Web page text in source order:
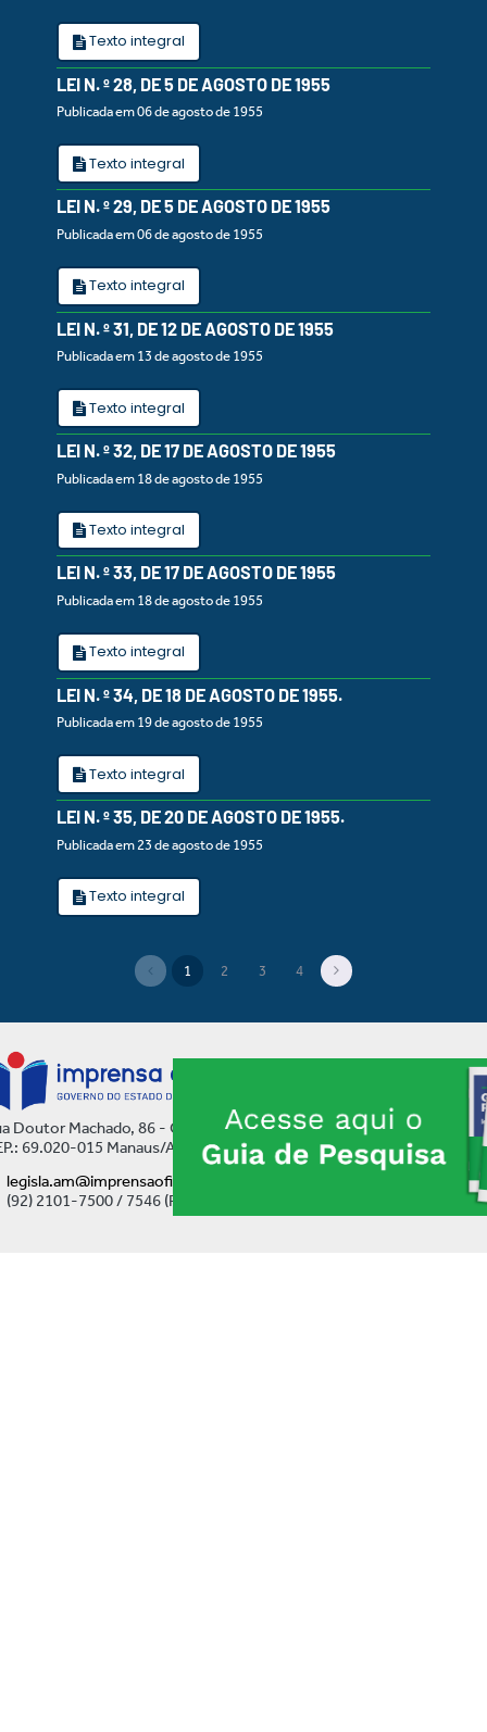
Texto integral
LEI N. º 28, DE 5 DE AGOSTO DE 1955
Publicada em 06 de agosto de 1955
Texto integral
LEI N. º 29, DE 5 DE AGOSTO DE 1955
Publicada em 06 de agosto de 1955
Texto integral
LEI N. º 31, DE 12 DE AGOSTO DE 1955
Publicada em 13 de agosto de 1955
Texto integral
LEI N. º 32, DE 17 DE AGOSTO DE 1955
Publicada em 18 de agosto de 1955
Texto integral
LEI N. º 33, DE 17 DE AGOSTO DE 1955
Publicada em 18 de agosto de 1955
Texto integral
LEI N. º 34, DE 18 DE AGOSTO DE 1955.
Publicada em 19 de agosto de 1955
Texto integral
LEI N. º 35, DE 20 DE AGOSTO DE 1955.
Publicada em 23 de agosto de 1955
Texto integral
1(current)
2 3 4
Doutor Machado, 86 - Centro
69.020-015 Manaus/AM
legisla.am@imprensaoficial.am.gov.br
(92) 2101-7500 / 7546 (Ramal)